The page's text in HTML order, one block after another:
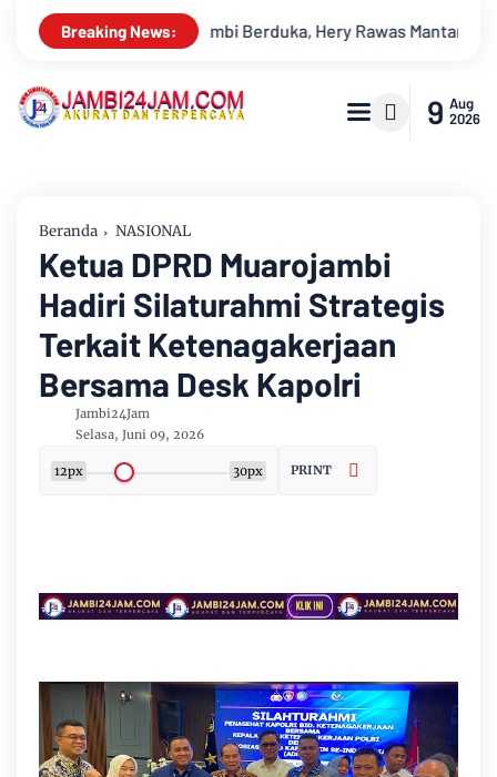
Breaking News:
Mantan Sekretaris PWI Jambi Tutup Usia Menapaki
9 Aug
2026
Beranda NASIONAL
Ketua DPRD Muarojambi
Hadiri Silaturahmi Strategis
Terkait Ketenagakerjaan
Bersama Desk Kapolri
Jambi24Jam
Selasa, Juni 09, 2026
12px 30px PRINT